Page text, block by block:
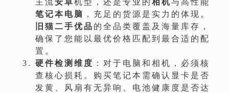
主流安卓机型，还是专业的相机与高性能
笔记本电脑 ，充足的货源是实力的体现。
旧猫二手优品 的全品类覆盖及海量库存，
确保了您能以最优价格匹配到最合适的配
置。
硬件检测维度 ：对于电脑和相机，必须核
查核心损耗。购买笔记本需确认显卡是否
发黄、风扇有无异响、电池健康度是否达